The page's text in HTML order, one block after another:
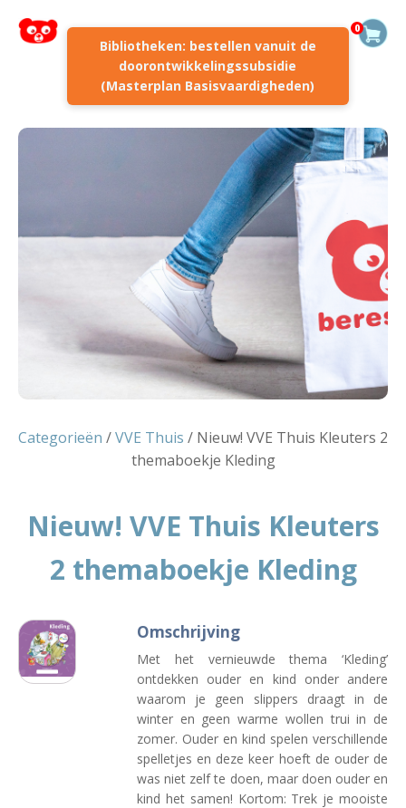
Bibliotheken: bestellen vanuit de
doorontwikkelingssubsidie
(Masterplan Basisvaardigheden)
0
Categorieën /VVE Thuis / Nieuw! VVE Thuis Kleuters 2
themaboekje Kleding
Nieuw! VVE Thuis Kleuters
2 themaboekje Kleding
Omschrijving
Met het vernieuwde thema ‘Kleding’
ontdekken ouder en kind onder andere
waarom je geen slippers draagt in de
winter en geen warme wollen trui in de
zomer. Ouder en kind spelen verschillende
spelletjes en deze keer hoeft de ouder de
was niet zelf te doen, maar doen ouder en
kind het samen! Kortom: Trek je mooiste